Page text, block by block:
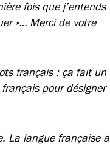
fois que j’entends
»… Merci de votre
français : ça fait un
pour désigner
La langue française a